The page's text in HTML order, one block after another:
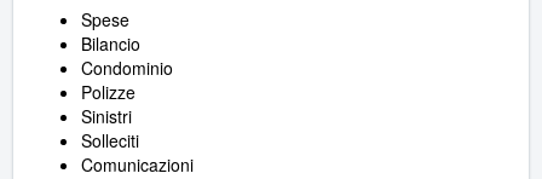
Spese
Bilancio
Condominio
Polizze
Sinistri
Solleciti
Comunicazioni